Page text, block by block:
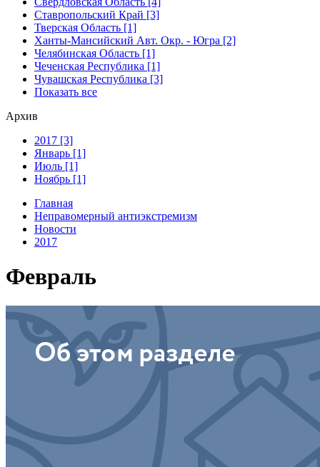
Ставропольский Край [3]
Тверская Область [1]
Ханты-Мансийский Авт. Окр. - Югра [2]
Челябинская Область [1]
Чеченская Республика [1]
Чувашская Республика [3]
Показать все
Архив
2017 [3]
Январь [1]
Июль [1]
Ноябрь [1]
Главная
Неправомерный антиэкстремизм
Новости
2017
Февраль